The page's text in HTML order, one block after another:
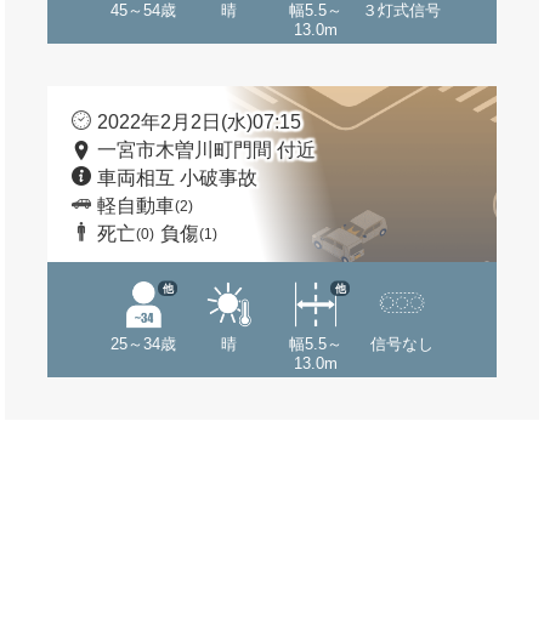
45～54歳 晴
幅5.5～
13.0m
３灯式信号
2022年2月2日(水)07:15
一宮市木曽川町門間 付近
車両相互 小破事故
軽自動車(2)
死亡(0) 負傷(1)
25～34歳
他
晴
幅5.5～
13.0m
他
信号なし